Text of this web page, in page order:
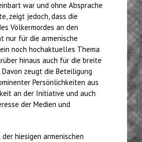
war und ohne Absprache
zeigt jedoch, dass die
Völkermordes an den
nur für die armenische
noch hochaktuelles Thema
hinaus auch für die breite
zeugt die Beteiligung
Persönlichkeiten aus
an der Initiative und auch
der Medien und
hiesigen armenischen